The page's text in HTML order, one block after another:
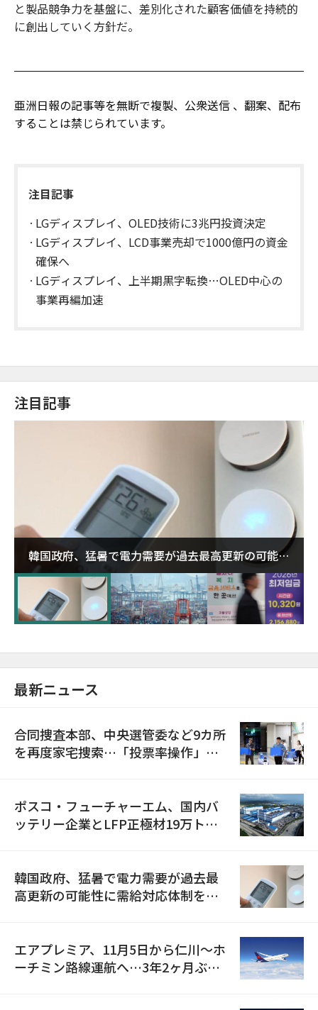
と製品競争力を基盤に、差別化された顧客価値を持続的
に創出していく方針だ。
亜洲日報の記事等を無断で複製、公衆送信 、翻案、配布
することは禁じられています。
注目記事
LGディスプレイ、OLED技術に3兆円投資決定
LGディスプレイ、LCD事業売却で1000億円の資金
確保へ
LGディスプレイ、上半期黒字転換…OLED中心の
事業再編加速
注目記事
韓国政府、猛暑で電力需要が過去最高更新の可能性
に需給対応体制を点検
最新ニュース
合同捜査本部、中央選管委など9カ所
を再度家宅捜索…「投票率操作」の
ポスコ・フューチャーエム、国内バ
ッテリー企業とLFP正極材19万トン
韓国政府、猛暑で電力需要が過去最
高更新の可能性に需給対応体制を点
エアプレミア、11月5日から仁川〜ホ
ーチミン路線運航へ…3年2ヶ月ぶり